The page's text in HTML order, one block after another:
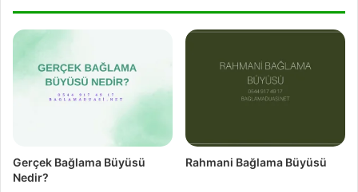
Gerçek Bağlama Büyüsü
Nedir?
Rahmani Bağlama Büyüsü